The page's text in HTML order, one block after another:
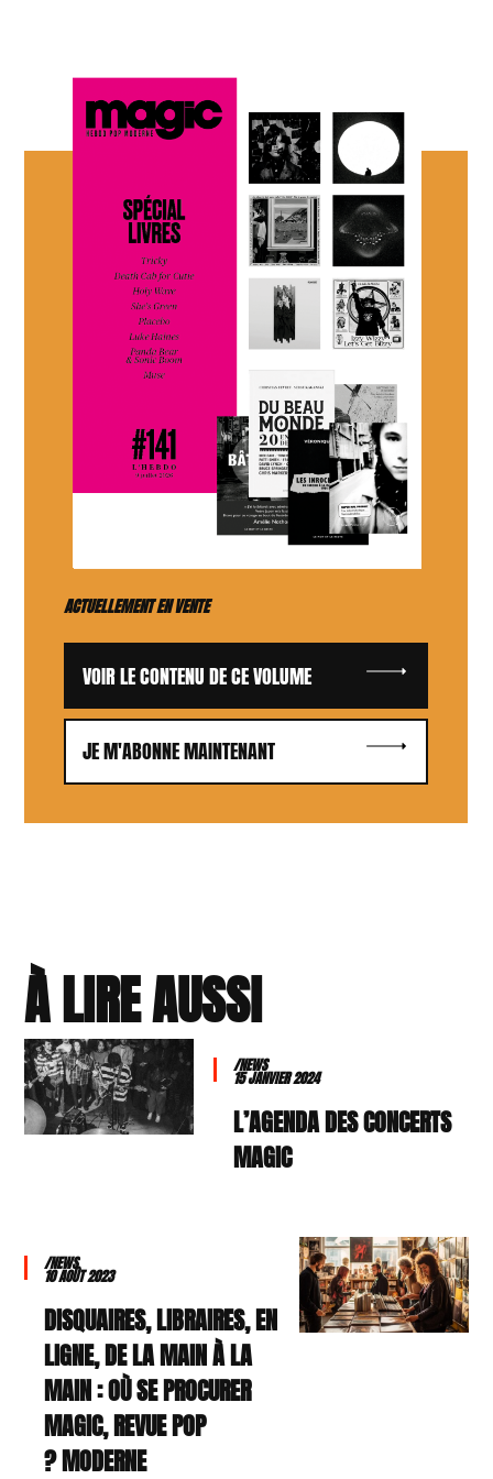
ACTUELLEMENT EN VENTE
VOIR LE CONTENU DE CE VOLUME
JE M'ABONNE MAINTENANT
À LIRE AUSSI
/NEWS
15 JANVIER 2024
L’AGENDA DES CONCERTS
MAGIC
/NEWS
10 AOÛT 2023
DISQUAIRES, LIBRAIRES, EN
LIGNE, DE LA MAIN À LA
MAIN : OÙ SE PROCURER
MAGIC, REVUE POP
MODERNE ?